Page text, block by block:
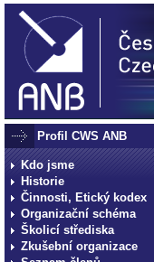
Profil CWS ANB
Kdo jsme
Historie
Činnosti, Etický kodex
Organizační schéma
Školicí střediska
Zkušební organizace